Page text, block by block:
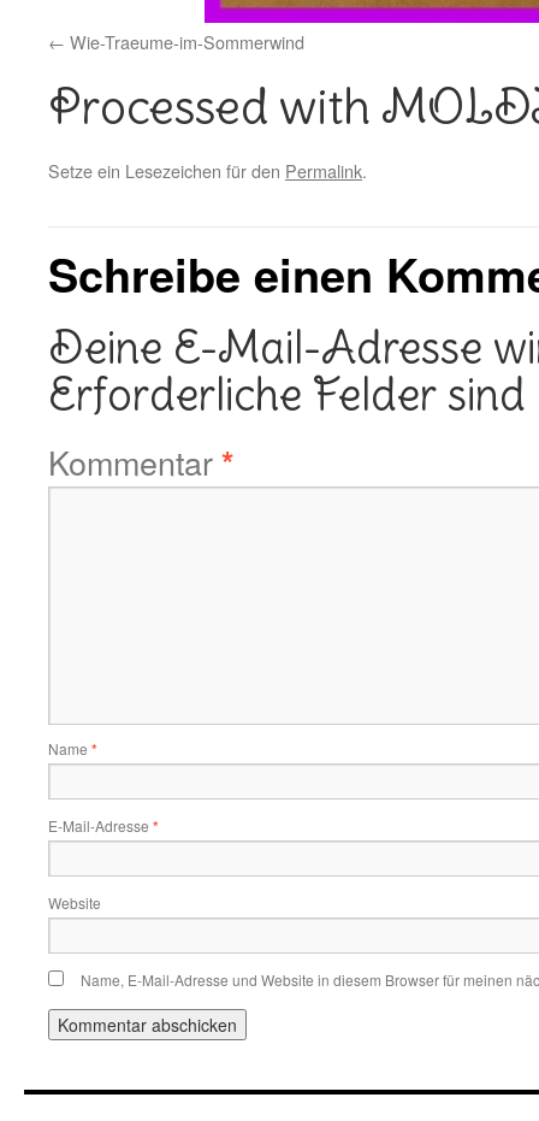
Wie-Traeume-im-Sommerwind
Processed with
Setze ein Lesezeichen für den Permalink.
Schreibe einen
Deine E-Mail-Adresse
Erforderliche Felder
Kommentar*
Name *
E-Mail-Adresse *
Website
Name, E-Mail-Adresse und Website in diesem Browser für meinen